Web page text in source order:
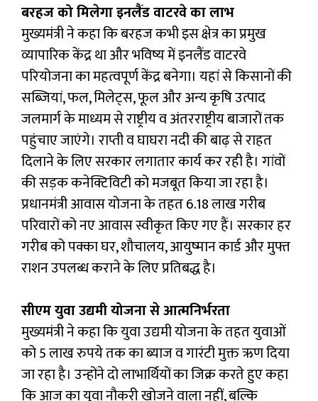
बरहज को मिलेगा इनलैंड वाटरवे का लाभ
मुख्यमंत्री ने कहा कि बरहज कभी इस क्षेत्र का प्रमुख
व्यापारिक केंद्र था और भविष्य में इनलैंड वाटरवे
परियोजना का महत्वपूर्ण केंद्र बनेगा। यहां से किसानों की
सब्जियां, फल, मिलेट्स, फूल और अन्य कृषि उत्पाद
जलमार्ग के माध्यम से राष्ट्रीय व अंतरराष्ट्रीय बाजारों तक
पहुंचाए जाएंगे। राप्ती व घाघरा नदी की बाढ़ से राहत
दिलाने के लिए सरकार लगातार कार्य कर रही है। गांवों
की सड़क कनेक्टिविटी को मजबूत किया जा रहा है।
प्रधानमंत्री आवास योजना के तहत 6.18 लाख गरीब
परिवारों को नए आवास स्वीकृत किए गए हैं। सरकार हर
गरीब को पक्का घर, शौचालय, आयुष्मान कार्ड और मुफ्त
राशन उपलब्ध कराने के लिए प्रतिबद्ध है।
सीएम युवा उद्यमी योजना से आत्मनिर्भरता
मुख्यमंत्री ने कहा कि युवा उद्यमी योजना के तहत युवाओं
को 5 लाख रुपये तक का ब्याज व गारंटी मुक्त ऋण दिया
जा रहा है। उन्होंने दो लाभार्थियों का जिक्र करते हुए कहा